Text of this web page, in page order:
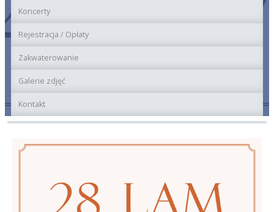
Koncerty
Rejestracja / Opłaty
Zakwaterowanie
Galerie zdjęć
Kontakt